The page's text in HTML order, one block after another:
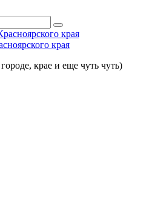
края
крае и еще чуть чуть)